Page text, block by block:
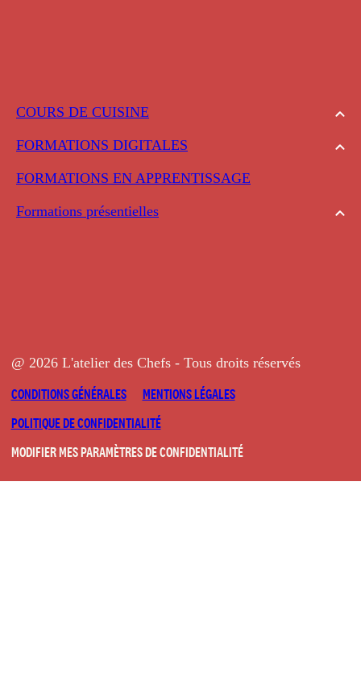
COURS DE CUISINE
FORMATIONS DIGITALES
FORMATIONS EN APPRENTISSAGE
Formations présentielles
@ 2026 L'atelier des Chefs - Tous droits réservés
CONDITIONS GÉNÉRALES
MENTIONS LÉGALES
POLITIQUE DE CONFIDENTIALITÉ
MODIFIER MES PARAMÈTRES DE CONFIDENTIALITÉ